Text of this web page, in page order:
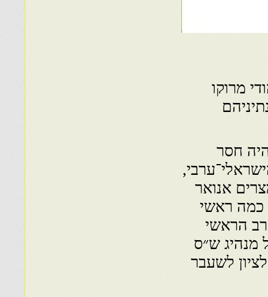
מרוקו
הרב עמאר במרוקו ב־28 ביולי 2003 היה חסר
אנואר
ברבאט כמה ראשי
הראשי
של מנהיג ש״ס
לשעבר